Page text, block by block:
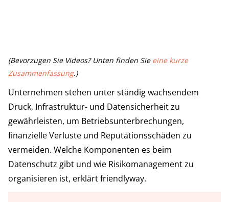
(Bevorzugen Sie Videos? Unten finden Sie eine kurze
Zusammenfassung.)
Unternehmen stehen unter ständig wachsendem
Druck, Infrastruktur- und Datensicherheit zu
gewährleisten, um Betriebsunterbrechungen,
finanzielle Verluste und Reputationsschäden zu
vermeiden. Welche Komponenten es beim
Datenschutz gibt und wie Risikomanagement zu
organisieren ist, erklärt friendlyway.